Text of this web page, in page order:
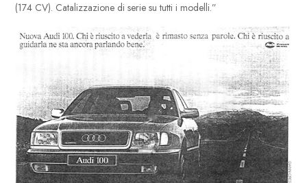
(174 CV). Catalizzazione di serie su tutti i modelli.”